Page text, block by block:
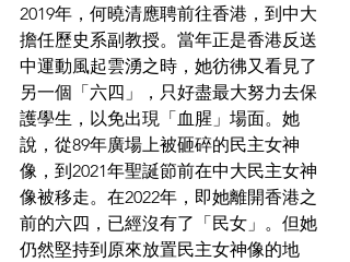
2019年，何曉清應聘前往香港，到中大
擔任歷史系副教授。當年正是香港反送
中運動風起雲湧之時，她彷彿又看見了
另一個「六四」，只好盡最大努力去保
護學生，以免出現「血腥」場面。她
說，從89年廣場上被砸碎的民主女神
像，到2021年聖誕節前在中大民主女神
像被移走。在2022年，即她離開香港之
前的六四，已經沒有了「民女」。但她
仍然堅持到原來放置民主女神像的地